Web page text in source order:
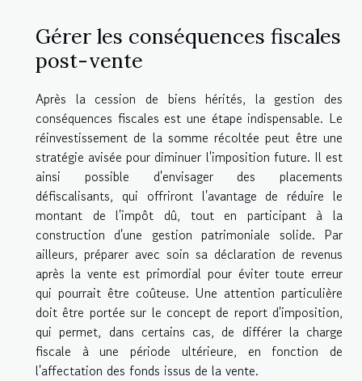
Gérer les conséquences fiscales
post-vente
Après la cession de biens hérités, la gestion des
conséquences fiscales est une étape indispensable. Le
réinvestissement de la somme récoltée peut être une
stratégie avisée pour diminuer l'imposition future. Il est
ainsi possible d'envisager des placements
défiscalisants, qui offriront l'avantage de réduire le
montant de l'impôt dû, tout en participant à la
construction d'une gestion patrimoniale solide. Par
ailleurs, préparer avec soin sa déclaration de revenus
après la vente est primordial pour éviter toute erreur
qui pourrait être coûteuse. Une attention particulière
doit être portée sur le concept de report d'imposition,
qui permet, dans certains cas, de différer la charge
fiscale à une période ultérieure, en fonction de
l'affectation des fonds issus de la vente.